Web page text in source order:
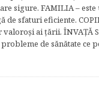
sigure. FAMILIA –
de sfaturi eficiente.
ai țării. ÎNVAŢĂ
de sănătate ce